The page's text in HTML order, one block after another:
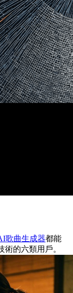
歌曲生成器都能
的六類用戶。